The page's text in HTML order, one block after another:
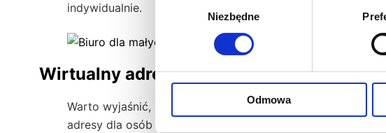
Niezbędne
Odmowa
indywidualnie.
Wirtualny adres dla osób fizycznych –
Warto wyjaśnić, że poprzez pojęcie osoby fizycznej
adresy dla osób fizycznych są przeznaczone właśnie dla